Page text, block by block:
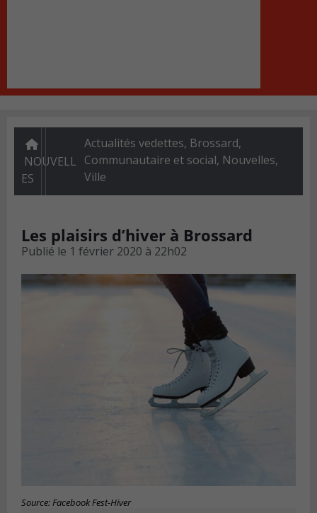
NOUVELL
ES
Actualités vedettes, Brossard,
Communautaire et social, Nouvelles,
Ville
Les plaisirs d’hiver à Brossard
Publié le 1 février 2020 à 22h02
Source: Facebook Fest-Hiver